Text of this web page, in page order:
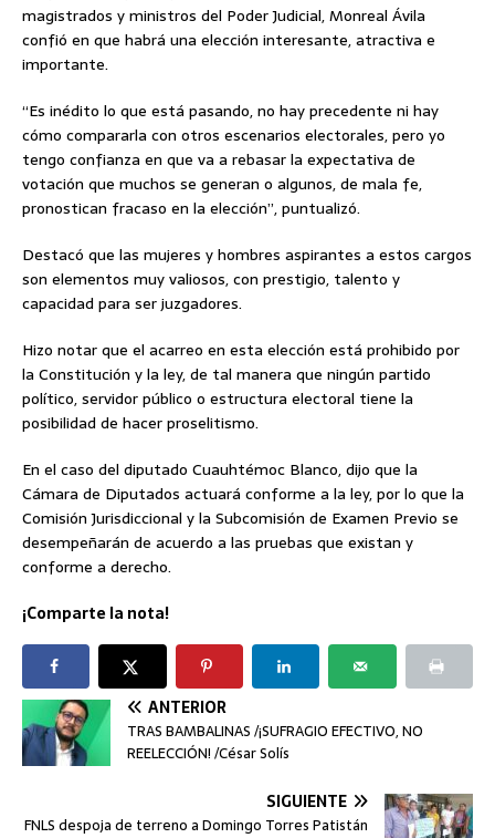
magistrados y ministros del Poder Judicial, Monreal Ávila
confió en que habrá una elección interesante, atractiva e
importante.
“Es inédito lo que está pasando, no hay precedente ni hay
cómo compararla con otros escenarios electorales, pero yo
tengo confianza en que va a rebasar la expectativa de
votación que muchos se generan o algunos, de mala fe,
pronostican fracaso en la elección”, puntualizó.
Destacó que las mujeres y hombres aspirantes a estos cargos
son elementos muy valiosos, con prestigio, talento y
capacidad para ser juzgadores.
Hizo notar que el acarreo en esta elección está prohibido por
la Constitución y la ley, de tal manera que ningún partido
político, servidor público o estructura electoral tiene la
posibilidad de hacer proselitismo.
En el caso del diputado Cuauhtémoc Blanco, dijo que la
Cámara de Diputados actuará conforme a la ley, por lo que la
Comisión Jurisdiccional y la Subcomisión de Examen Previo se
desempeñarán de acuerdo a las pruebas que existan y
conforme a derecho.
¡Comparte la nota!
ANTERIOR
TRAS BAMBALINAS /¡SUFRAGIO EFECTIVO, NO
REELECCIÓN! /César Solís
SIGUIENTE
FNLS despoja de terreno a Domingo Torres Patistán